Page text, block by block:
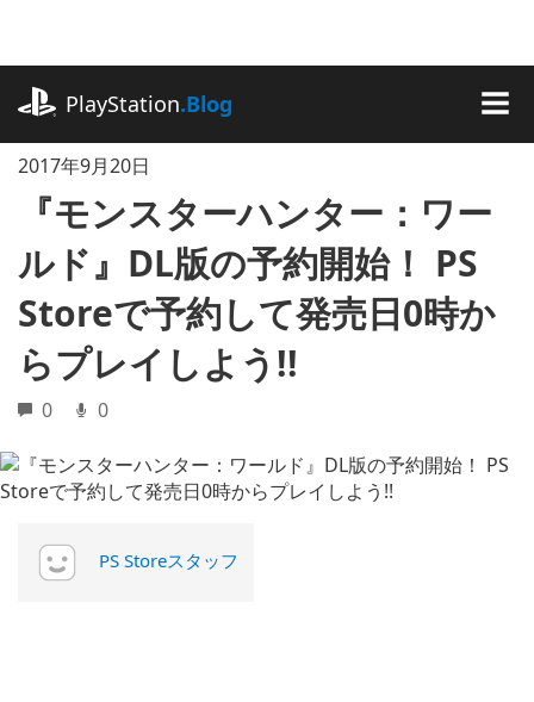
に
キ
ッ
プ
PlayStation.Blog
2017年9月20日
『モンスターハンター：ワー
ルド』DL版の予約開始！ PS
Storeで予約して発売日0時か
らプレイしよう!!
0 0
PS Storeスタッフ